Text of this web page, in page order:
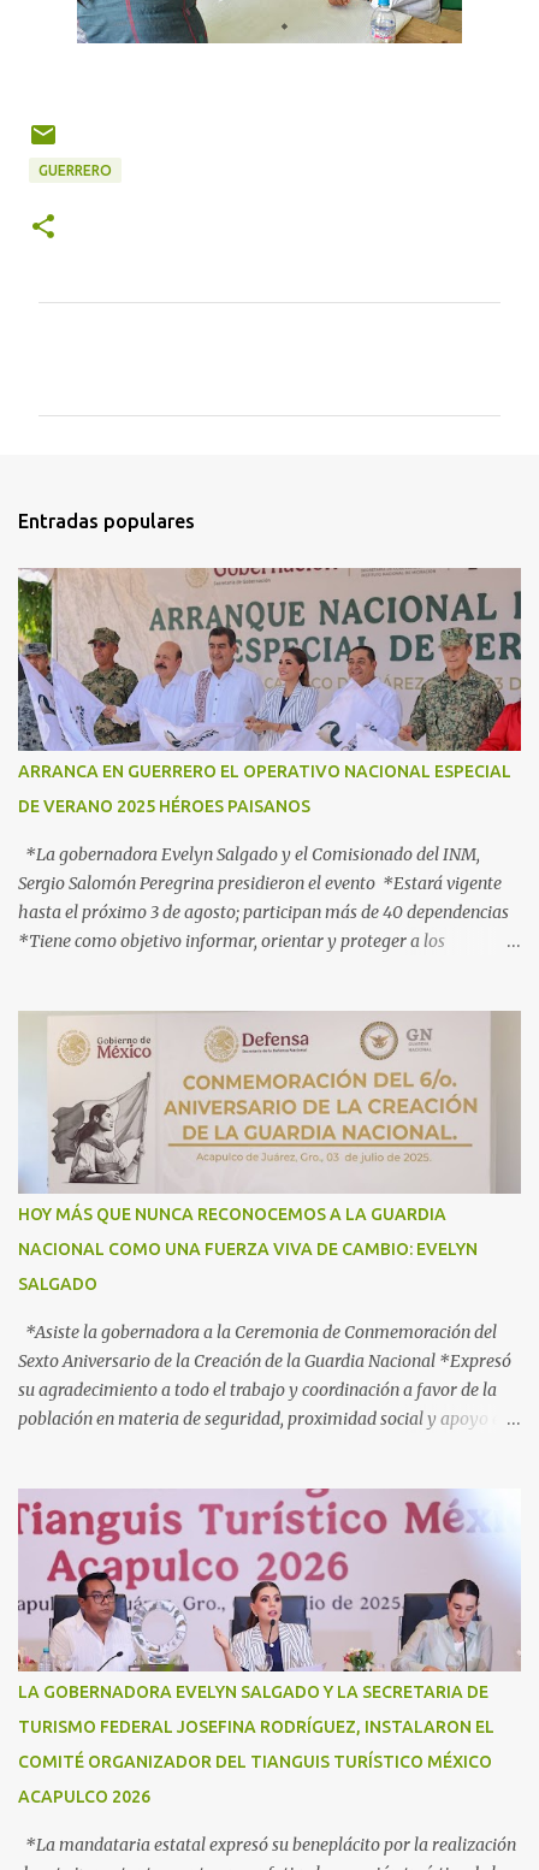
GUERRERO
t
r
i
o
s
Entradas populares
ARRANCA EN GUERRERO EL OPERATIVO NACIONAL ESPECIAL
DE VERANO 2025 HÉROES PAISANOS
*La gobernadora Evelyn Salgado y el Comisionado del INM,
Sergio Salomón Peregrina presidieron el evento *Estará vigente
hasta el próximo 3 de agosto; participan más de 40 dependencias
*Tiene como objetivo informar, orientar y proteger a los
gobernadora Acapulco, Gro., 3 de julio de 2025.- Con el objetivo de
informar, orientar y proteger durante su ingreso, estancia y
tránsito por el territorio nacional a los migrantes que retornan a
México durante esta temporada de verano, la gobernadora Evelyn
Salgado Pineda y el comisionado del Instituto Nacional de
Migración (INM), Sergio Salomón Céspedes Peregrina, dieron el
banderazo de Arranque Nacional del Operativo Especial de Verano
2025 Héroes Paisanos, que estará vigente hasta el próximo 3 de
agosto y en el que participan más de 40 dependencias de los
diferentes órdenes de gobierno, para brindar atención ...
HOY MÁS QUE NUNCA RECONOCEMOS A LA GUARDIA
NACIONAL COMO UNA FUERZA VIVA DE CAMBIO: EVELYN
SALGADO
*Asiste la gobernadora a la Ceremonia de Conmemoración del
Sexto Aniversario de la Creación de la Guardia Nacional *Expresó
su agradecimiento a todo el trabajo y coordinación a favor de la
población en materia de seguridad, proximidad social y apoyo en
como una fuerza viva de cambio, como una realidad con uniforme,
con botas, con manos, pero sobre todo, con mucho corazón en el
territorio. Son ustedes la transformación, que no queda en
promesas, la que se juega el cuerpo por hacer Patria”, expresó la
gobernadora Evelyn Salgado Pineda, durante la Ceremonia de
Conmemoración del Sexto Aniversario de la Creación de la Guardia
Nacional, en donde también agradeció todo el trabajo y
proximidad social y apoyo en casos de desastres. “Hoy
celebramos seis años de la Guardia Nacional, celebramos a s...
LA GOBERNADORA EVELYN SALGADO Y LA SECRETARIA DE
TURISMO FEDERAL JOSEFINA RODRÍGUEZ, INSTALARON EL
COMITÉ ORGANIZADOR DEL TIANGUIS TURÍSTICO MÉXICO
ACAPULCO 2026
*La mandataria estatal expresó su beneplácito por la realización